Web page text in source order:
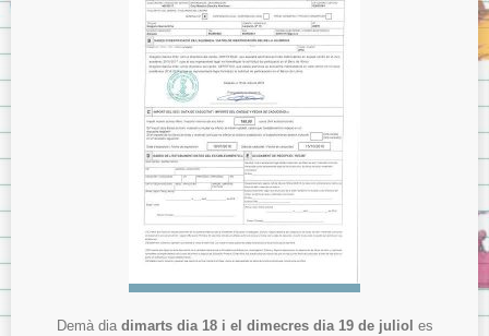
Normes del menjador.
Menús del menjador.
Model de tíquet de menjador.
ITACA per les famílies
Sol·licitud d’accés a «Itaca Familia»
Demà dia dimarts dia 18 i el dimecres dia 19 de juliol es